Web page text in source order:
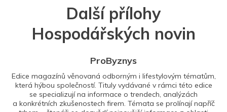
Další přílohy
Hospodářských novin
ProByznys
Edice magazínů věnovaná odborným i lifestylovým tématům,
která hýbou společností. Tituly vydávané v rámci této edice
se specializují na informace o trendech, analýzách
a konkrétních zkušenostech firem. Témata se prolínají napříč